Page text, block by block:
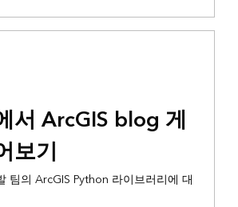
서 ArcGIS blog 게
보기
팀의 ArcGIS Python 라이브러리에 대